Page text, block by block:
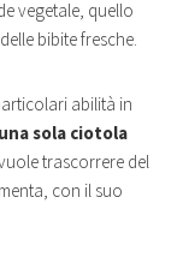
vegetale, quello
bibite fresche.
abilità in
sola ciotola
trascorrere del
con il suo